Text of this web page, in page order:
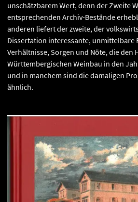
unschätzbarem Wert, denn der Zweite
entsprechenden Archiv-Bestände
anderen liefert der zweite, der
Dissertation interessante, unmittelbare
Verhältnisse, Sorgen und Nöte, die den
Württembergischen Weinbau in den
und in manchem sind die damaligen
ähnlich.